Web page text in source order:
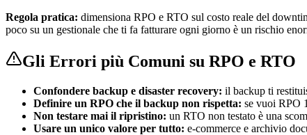
Regola pratica: dimensiona RPO e RTO sul costo reale del
poco su un gestionale che ti fa fatturare ogni giorno è un rischio
Gli Errori più Comuni su RPO e RTO
Confondere backup e disaster recovery: il backup ti
Definire un RPO che il backup non rispetta: se vuoi RPO
Non testare mai il ripristino: un RTO non testato è una
Usare un unico valore per tutto: e-commerce e archivio